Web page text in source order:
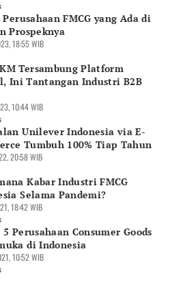
FMCG yang Ada di
Prospeknya
18:55 WIB
Tersambung Platform
Ini Tantangan Industri B2B
10:44 WIB
Unilever Indonesia via E-
Tumbuh 100% Tiap Tahun
20:58 WIB
Kabar Industri FMCG
Selama Pandemi?
18:42 WIB
Perusahaan Consumer Goods
di Indonesia
10:52 WIB